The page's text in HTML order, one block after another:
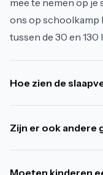
mee te nemen op
ons op schoolkamp
tussen de 30 en 130
Hoe zien de
Zijn er ook andere
Moeten kinderen